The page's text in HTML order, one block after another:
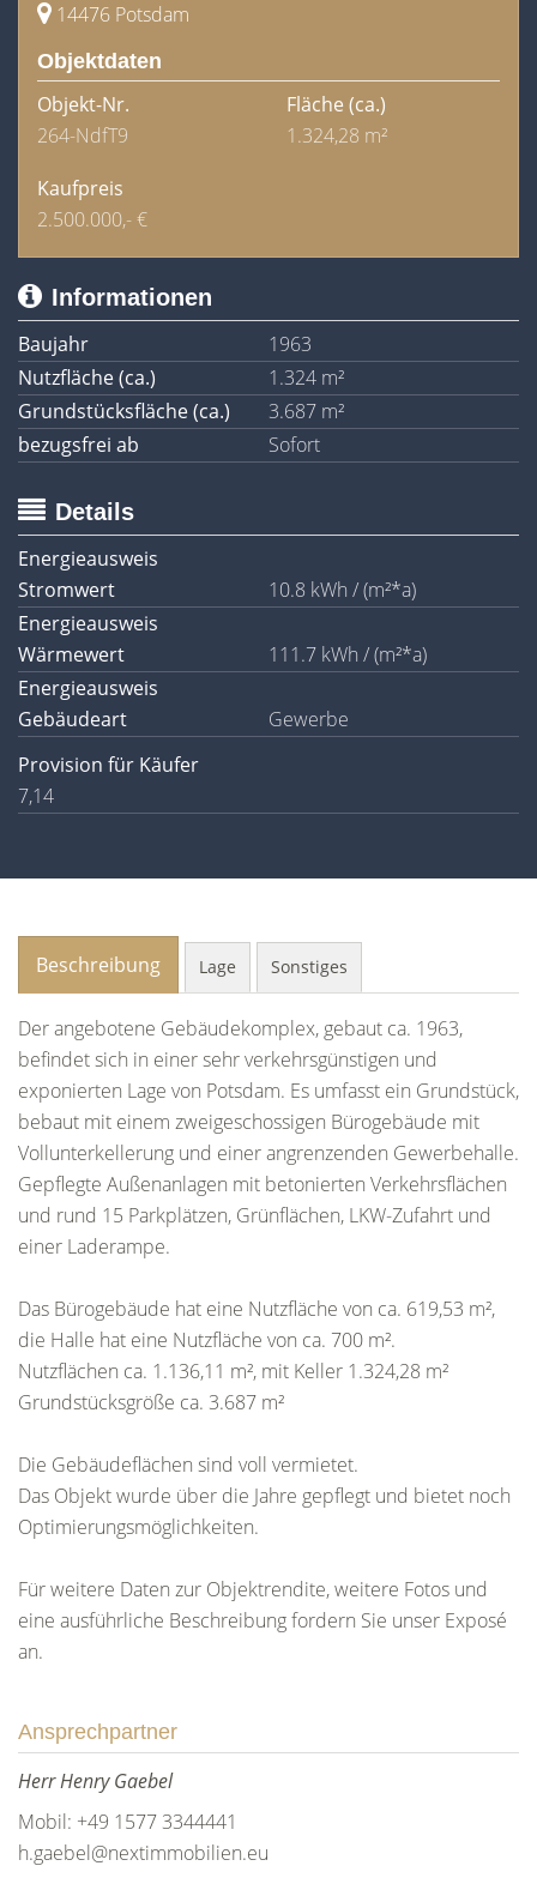
14476 Potsdam
Objektdaten
Objekt-Nr.
264-NdfT9
Fläche (ca.)
1.324,28 m²
Kaufpreis
2.500.000,- €
Informationen
Baujahr
1963
Nutzfläche (ca.)
1.324 m²
Grundstücksfläche (ca.)
3.687 m²
bezugsfrei ab
Sofort
Details
Energieausweis
Stromwert
10.8 kWh / (m²*a)
Energieausweis
Wärmewert
111.7 kWh / (m²*a)
Energieausweis
Gebäudeart
Gewerbe
Provision für Käufer
7,14
Beschreibung Lage Sonstiges
Der angebotene Gebäudekomplex, gebaut ca. 1963,
befindet sich in einer sehr verkehrsgünstigen und
exponierten Lage von Potsdam. Es umfasst ein Grundstück,
bebaut mit einem zweigeschossigen Bürogebäude mit
Vollunterkellerung und einer angrenzenden Gewerbehalle.
Gepflegte Außenanlagen mit betonierten Verkehrsflächen
und rund 15 Parkplätzen, Grünflächen, LKW-Zufahrt und
einer Laderampe.
Das Bürogebäude hat eine Nutzfläche von ca. 619,53 m²,
die Halle hat eine Nutzfläche von ca. 700 m².
Nutzflächen ca. 1.136,11 m², mit Keller 1.324,28 m²
Grundstücksgröße ca. 3.687 m²
Die Gebäudeflächen sind voll vermietet.
Das Objekt wurde über die Jahre gepflegt und bietet noch
Optimierungsmöglichkeiten.
Für weitere Daten zur Objektrendite, weitere Fotos und
eine ausführliche Beschreibung fordern Sie unser Exposé
an.
Ansprechpartner
Herr Henry Gaebel
Mobil: +49 1577 3344441
h.gaebel@nextimmobilien.eu